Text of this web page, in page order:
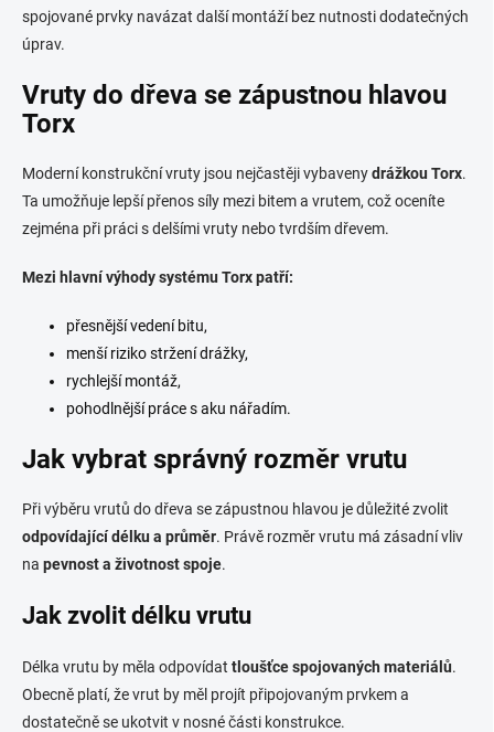
spojované prvky navázat další montáží bez nutnosti dodatečných
úprav.
Vruty do dřeva se zápustnou hlavou
Torx
Moderní konstrukční vruty jsou nejčastěji vybavenydrážkou Torx.
Ta umožňuje lepší přenos síly mezi bitem a vrutem, což oceníte
zejména při práci s delšími vruty nebo tvrdším dřevem.
Mezi hlavní výhody systému Torx patří:
přesnější vedení bitu,
menší riziko stržení drážky,
rychlejší montáž,
pohodlnější práce s aku nářadím.
Jak vybrat správný rozměr vrutu
Při výběru vrutů do dřeva se zápustnou hlavou je důležité zvolit
odpovídající délku a průměr. Právě rozměr vrutu má zásadní vliv
na pevnost a životnost spoje.
Jak zvolit délku vrutu
Délka vrutu by měla odpovídat tloušťce spojovaných materiálů.
Obecně platí, že vrut by měl projít připojovaným prvkem a
dostatečně se ukotvit v nosné části konstrukce.